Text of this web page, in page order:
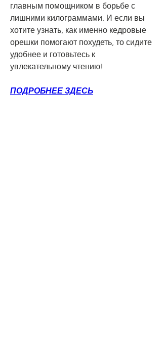
главным помощником в борьбе с
лишними килограммами. И если вы
хотите узнать, как именно кедровые
орешки помогают похудеть, то сидите
удобнее и готовьтесь к
увлекательному чтению!
ПОДРОБНЕЕ ЗДЕСЬ